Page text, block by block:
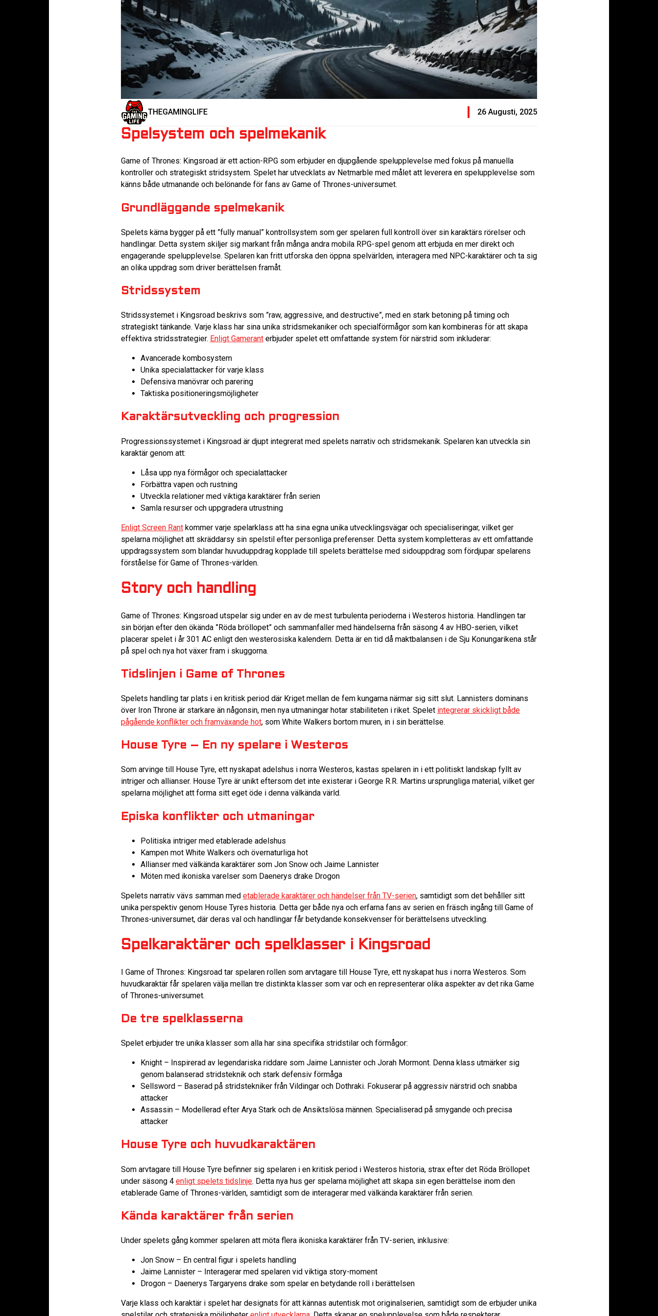
THEGAMINGLIFE 26 Augusti, 2025
Spelsystem och spelmekanik
Game of Thrones: Kingsroad är ett action-RPG som erbjuder en djupgående spelupplevelse med fokus på manuella
kontroller och strategiskt stridsystem. Spelet har utvecklats av Netmarble med målet att leverera en spelupplevelse som
känns både utmanande och belönande för fans av Game of Thrones-universumet.
Grundläggande spelmekanik
Spelets kärna bygger på ett ”fully manual” kontrollsystem som ger spelaren full kontroll över sin karaktärs rörelser och
handlingar. Detta system skiljer sig markant från många andra mobila RPG-spel genom att erbjuda en mer direkt och
engagerande spelupplevelse. Spelaren kan fritt utforska den öppna spelvärlden, interagera med NPC-karaktärer och ta sig
an olika uppdrag som driver berättelsen framåt.
Stridssystem
Stridssystemet i Kingsroad beskrivs som ”raw, aggressive, and destructive”, med en stark betoning på timing och
strategiskt tänkande. Varje klass har sina unika stridsmekaniker och specialförmågor som kan kombineras för att skapa
effektiva stridsstrategier. Enligt Gamerant erbjuder spelet ett omfattande system för närstrid som inkluderar:
Avancerade kombosystem
Unika specialattacker för varje klass
Defensiva manövrar och parering
Taktiska positioneringsmöjligheter
Karaktärsutveckling och progression
Progressionssystemet i Kingsroad är djupt integrerat med spelets narrativ och stridsmekanik. Spelaren kan utveckla sin
karaktär genom att:
Låsa upp nya förmågor och specialattacker
Förbättra vapen och rustning
Utveckla relationer med viktiga karaktärer från serien
Samla resurser och uppgradera utrustning
Enligt Screen Rant kommer varje spelarklass att ha sina egna unika utvecklingsvägar och specialiseringar, vilket ger
spelarna möjlighet att skräddarsy sin spelstil efter personliga preferenser. Detta system kompletteras av ett omfattande
uppdragssystem som blandar huvuduppdrag kopplade till spelets berättelse med sidouppdrag som fördjupar spelarens
förståelse för Game of Thrones-världen.
Story och handling
Game of Thrones: Kingsroad utspelar sig under en av de mest turbulenta perioderna i Westeros historia. Handlingen tar
sin början efter den ökända ”Röda bröllopet” och sammanfaller med händelserna från säsong 4 av HBO-serien, vilket
placerar spelet i år 301 AC enligt den westerosiska kalendern. Detta är en tid då maktbalansen i de Sju Konungarikena står
på spel och nya hot växer fram i skuggorna.
Tidslinjen i Game of Thrones
Spelets handling tar plats i en kritisk period där Kriget mellan de fem kungarna närmar sig sitt slut. Lannisters dominans
över Iron Throne är starkare än någonsin, men nya utmaningar hotar stabiliteten i riket. Spelet integrerar skickligt både
pågående konflikter och framväxande hot, som White Walkers bortom muren, in i sin berättelse.
House Tyre – En ny spelare i Westeros
Som arvinge till House Tyre, ett nyskapat adelshus i norra Westeros, kastas spelaren in i ett politiskt landskap fyllt av
intriger och allianser. House Tyre är unikt eftersom det inte existerar i George R.R. Martins ursprungliga material, vilket ger
spelarna möjlighet att forma sitt eget öde i denna välkända värld.
Episka konflikter och utmaningar
Politiska intriger med etablerade adelshus
Kampen mot White Walkers och övernaturliga hot
Allianser med välkända karaktärer som Jon Snow och Jaime Lannister
Möten med ikoniska varelser som Daenerys drake Drogon
Spelets narrativ vävs samman med etablerade karaktärer och händelser från TV-serien, samtidigt som det behåller sitt
unika perspektiv genom House Tyres historia. Detta ger både nya och erfarna fans av serien en fräsch ingång till Game of
Thrones-universumet, där deras val och handlingar får betydande konsekvenser för berättelsens utveckling.
Spelkaraktärer och spelklasser i Kingsroad
I Game of Thrones: Kingsroad tar spelaren rollen som arvtagare till House Tyre, ett nyskapat hus i norra Westeros. Som
huvudkaraktär får spelaren välja mellan tre distinkta klasser som var och en representerar olika aspekter av det rika Game
of Thrones-universumet.
De tre spelklasserna
Spelet erbjuder tre unika klasser som alla har sina specifika stridstilar och förmågor:
Knight – Inspirerad av legendariska riddare som Jaime Lannister och Jorah Mormont. Denna klass utmärker sig
genom balanserad stridsteknik och stark defensiv förmåga
Sellsword – Baserad på stridstekniker från Vildingar och Dothraki. Fokuserar på aggressiv närstrid och snabba
attacker
Assassin – Modellerad efter Arya Stark och de Ansiktslösa männen. Specialiserad på smygande och precisa
attacker
House Tyre och huvudkaraktären
Som arvtagare till House Tyre befinner sig spelaren i en kritisk period i Westeros historia, strax efter det Röda Bröllopet
under säsong 4 enligt spelets tidslinje. Detta nya hus ger spelarna möjlighet att skapa sin egen berättelse inom den
etablerade Game of Thrones-världen, samtidigt som de interagerar med välkända karaktärer från serien.
Kända karaktärer från serien
Under spelets gång kommer spelaren att möta flera ikoniska karaktärer från TV-serien, inklusive:
Jon Snow – En central figur i spelets handling
Jaime Lannister – Interagerar med spelaren vid viktiga story-moment
Drogon – Daenerys Targaryens drake som spelar en betydande roll i berättelsen
Varje klass och karaktär i spelet har designats för att kännas autentisk mot originalserien, samtidigt som de erbjuder unika